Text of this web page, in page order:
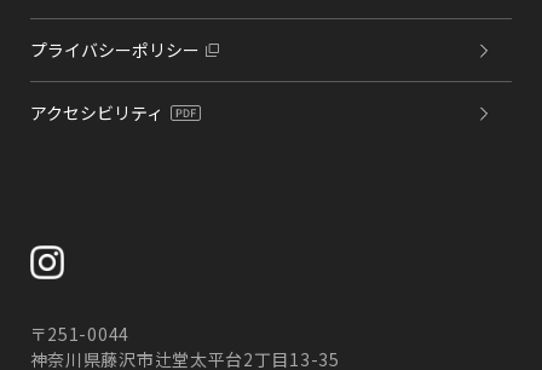
プライバシーポリシー
アクセシビリティ
〒251-0044
神奈川県藤沢市辻堂太平台2丁目13-35